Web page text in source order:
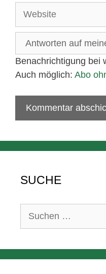
Adresse
Benachrichtigung bei
Auch möglich: Abo
SUCHE
Suchen